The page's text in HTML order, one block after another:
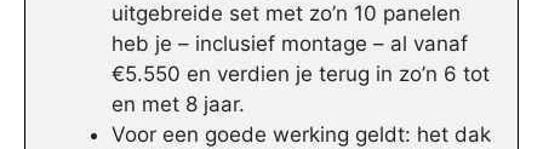
uitgebreide set met zo’n 10 panelen
heb je – inclusief montage – al vanaf
€5.550 en verdien je terug in zo’n 6 tot
en met 8 jaar.
Voor een goede werking geldt: het dak